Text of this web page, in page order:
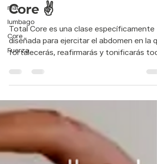
mat
lumbago
Core
Fuerza
Rutina de Pilates Total
Core ✌
Total Core es una clase específicamente
fortalecerás, reafirmarás y tonificarás
tu...